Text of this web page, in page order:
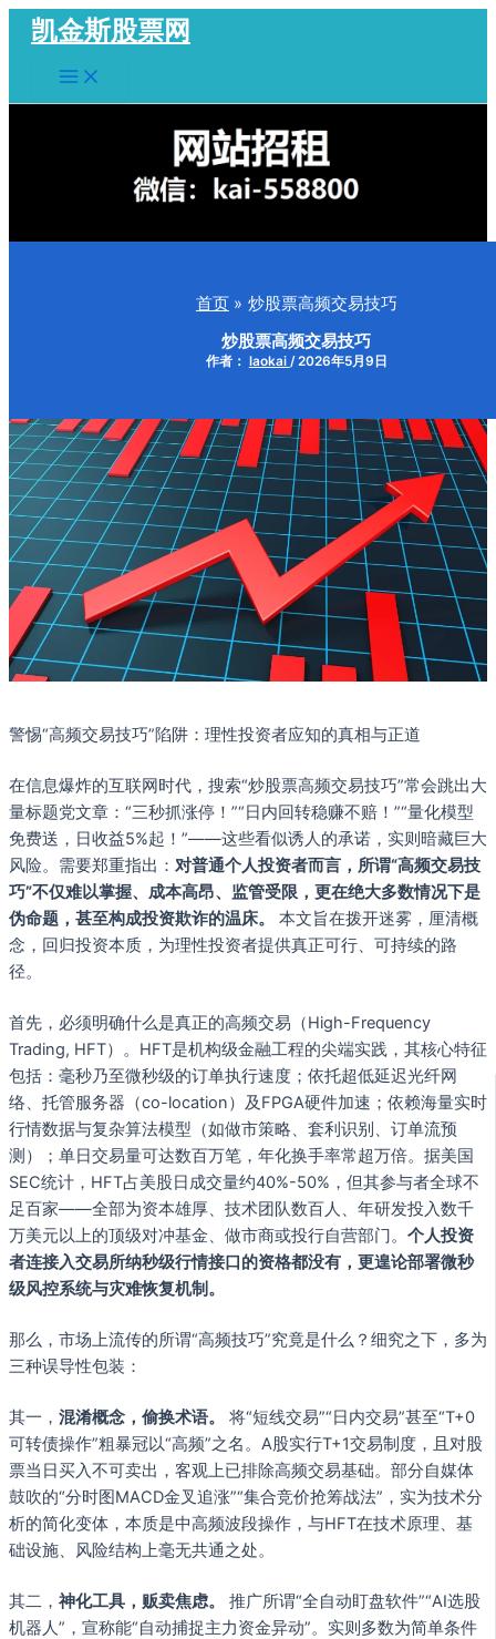
容
凯金斯股票网
Main
Menu
首页 炒股票高频交易技巧
炒股票高频交易技巧
作者： laokai /2026年5月9日
警惕“高频交易技巧”陷阱：理性投资者应知的真相与正道
在信息爆炸的互联网时代，搜索“炒股票高频交易技巧”常会跳出大
量标题党文章：“三秒抓涨停！”“日内回转稳赚不赔！”“量化模型
免费送，日收益5%起！”——这些看似诱人的承诺，实则暗藏巨大
风险。需要郑重指出： 对普通个人投资者而言，所谓“高频交易技
巧”不仅难以掌握、成本高昂、监管受限，更在绝大多数情况下是
伪命题，甚至构成投资欺诈的温床。
本文旨在拨开迷雾，厘清概
念，回归投资本质，为理性投资者提供真正可行、可持续的路
径。
首先，必须明确什么是真正的高频交易（High-Frequency
Trading, HFT）。HFT是机构级金融工程的尖端实践，其核心特征
包括：毫秒乃至微秒级的订单执行速度；依托超低延迟光纤网
络、托管服务器（co-location）及FPGA硬件加速；依赖海量实时
行情数据与复杂算法模型（如做市策略、套利识别、订单流预
测）；单日交易量可达数百万笔，年化换手率常超万倍。据美国
SEC统计，HFT占美股日成交量约40%-50%，但其参与者全球不
足百家——全部为资本雄厚、技术团队数百人、年研发投入数千
万美元以上的顶级对冲基金、做市商或投行自营部门。 个人投资
者连接入交易所纳秒级行情接口的资格都没有，更遑论部署微秒
级风控系统与灾难恢复机制。
那么，市场上流传的所谓“高频技巧”究竟是什么？细究之下，多为
三种误导性包装：
其一， 混淆概念，偷换术语。
将“短线交易”“日内交易”甚至“T+0
可转债操作”粗暴冠以“高频”之名。A股实行T+1交易制度，且对股
票当日买入不可卖出，客观上已排除高频交易基础。部分自媒体
鼓吹的“分时图MACD金叉追涨”“集合竞价抢筹战法”，实为技术分
析的简化变体，本质是中高频波段操作，与HFT在技术原理、基
础设施、风险结构上毫无共通之处。
其二， 神化工具，贩卖焦虑。
推广所谓“全自动盯盘软件”“AI选股
机器人”，宣称能“自动捕捉主力资金异动”。实则多数为简单条件